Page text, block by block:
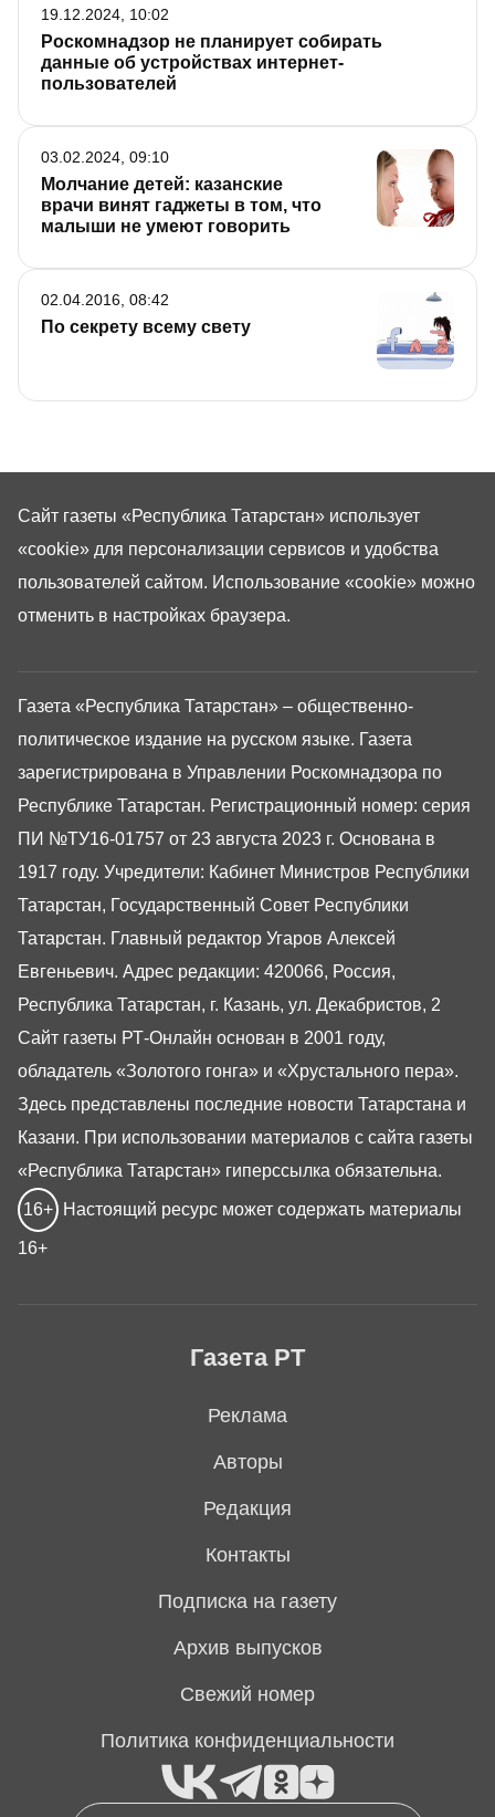
Роскомнадзор не планирует собирать
данные об устройствах интернет-
пользователей
19.12.2024, 10:02
Молчание детей: казанские
врачи винят гаджеты в том, что
малыши не умеют говорить
03.02.2024, 09:10
По секрету всему свету
02.04.2016, 08:42
Газета РТ
Реклама
Авторы
Редакция
Контакты
Подписка на газету
Архив выпусков
Свежий номер
Политика конфиденциальности
Газета «Республика Татарстан» – общественно-
политическое издание на русском языке. Газета
зарегистрирована в Управлении Роскомнадзора по
Республике Татарстан. Регистрационный номер: серия
ПИ №ТУ16-01757 от 23 августа 2023 г. Основана в
1917 году. Учредители: Кабинет Министров Республики
Татарстан, Государственный Совет Республики
Татарстан. Главный редактор Угаров Алексей
Евгеньевич. Адрес редакции: 420066, Россия,
Республика Татарстан, г. Казань, ул. Декабристов, 2
Сайт газеты РТ-Онлайн основан в 2001 году,
обладатель «Золотого гонга» и «Хрустального пера».
Здесь представлены последние новости Татарстана и
Казани. При использовании материалов с сайта газеты
«Республика Татарстан» гиперссылка обязательна.
16+ Настоящий ресурс может содержать материалы
16+
Сайт газеты «Республика Татарстан» использует
«cookie» для персонализации сервисов и удобства
пользователей сайтом. Использование «cookie» можно
отменить в настройках браузера.